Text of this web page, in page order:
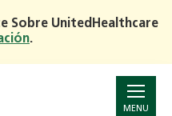
Sobre UnitedHealthcare
.
MENU